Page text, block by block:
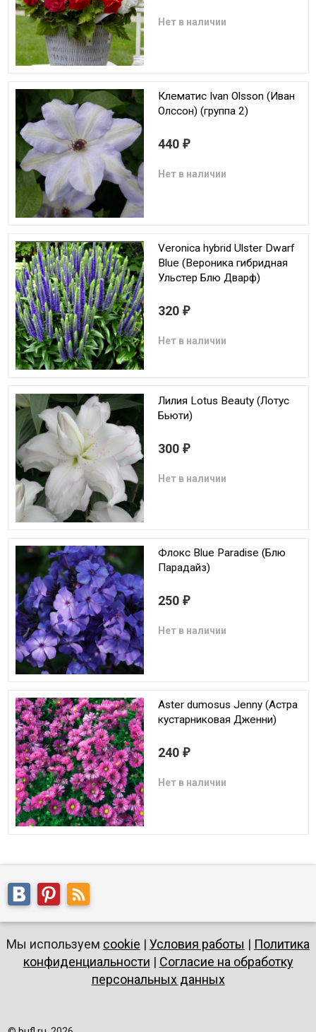
Нет в наличии
Клематис Ivan Olsson (Иван
Олссон) (группа 2)
440 ₽
Нет в наличии
Veronica hybrid Ulster Dwarf
Blue (Вероника гибридная
Ульстер Блю Дварф)
320 ₽
Нет в наличии
Лилия Lotus Beauty (Лотус
Бьюти)
300 ₽
Нет в наличии
Флокс Blue Paradise (Блю
Парадайз)
250 ₽
Нет в наличии
Aster dumosus Jenny (Астра
кустарниковая Дженни)
240 ₽
Нет в наличии
Мы используем cookie | Условия работы | Политика
конфиденциальности | Согласие на обработку
персональных данных